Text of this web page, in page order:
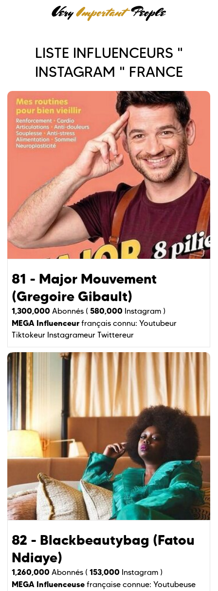
LISTE INFLUENCEURS "
INSTAGRAM " FRANCE
81 - Major Mouvement
(Gregoire Gibault)
1,300,000 Abonnés ( 580,000 Instagram )
MEGA Influenceur français connu: Youtubeur
Tiktokeur Instagrameur Twittereur
82 - Blackbeautybag (Fatou
Ndiaye)
1,260,000 Abonnés ( 153,000 Instagram )
MEGA Influenceuse française connue: Youtubeuse